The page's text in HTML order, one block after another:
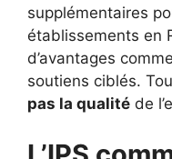
supplémentaires
établissements en
d’avantages
soutiens ciblés.
pas la qualité de